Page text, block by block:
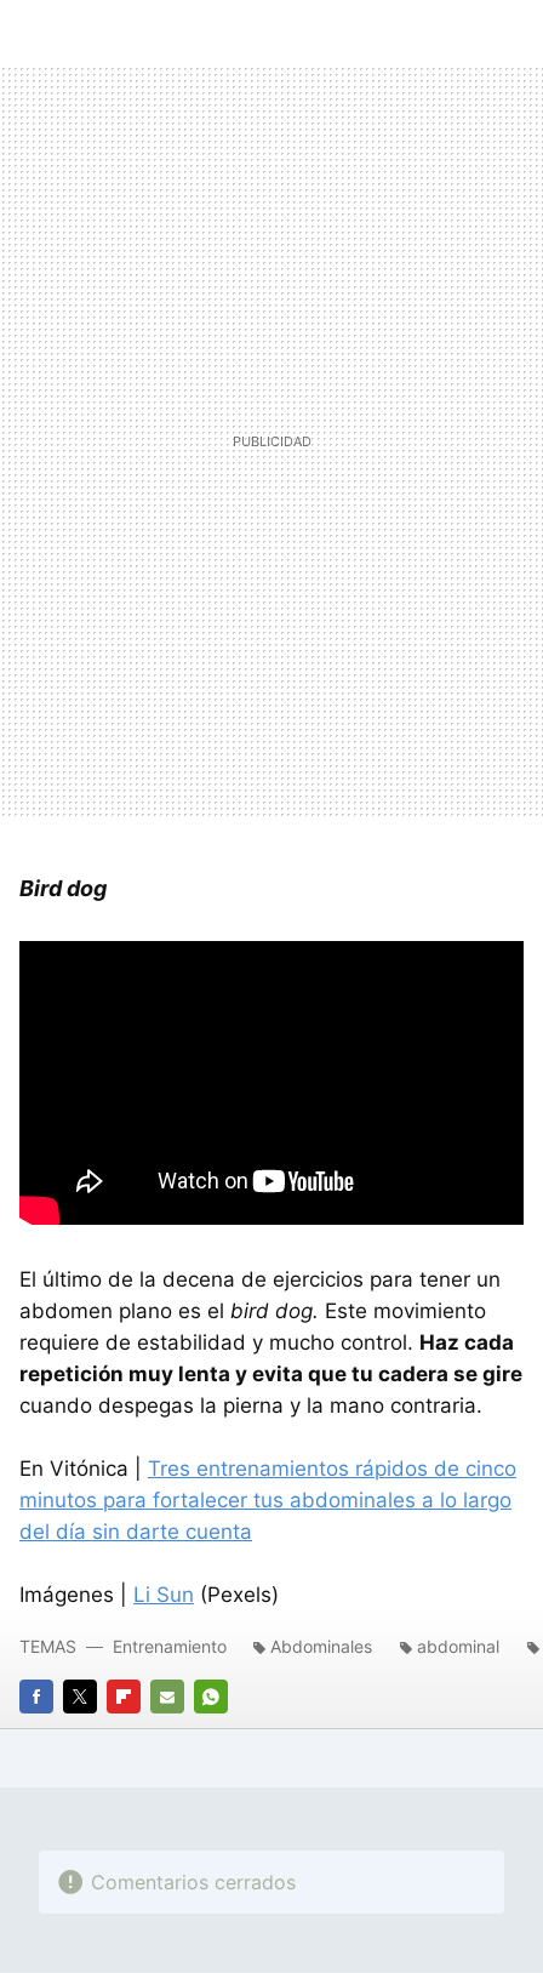
Bird dog
El último de la decena de ejercicios para tener un
abdomen plano es el bird dog. Este movimiento
requiere de estabilidad y mucho control. Haz cada
repetición muy lenta y evita que tu cadera se gire
cuando despegas la pierna y la mano contraria.
En Vitónica | Tres entrenamientos rápidos de cinco
minutos para fortalecer tus abdominales a lo largo
del día sin darte cuenta
Imágenes | Li Sun (Pexels)
FACEBOOK
TWITTERFLIPBOARD
E-
WHATSAPP
TEMAS Entrenamiento Abdominales abdominal
Comentarios cerrados